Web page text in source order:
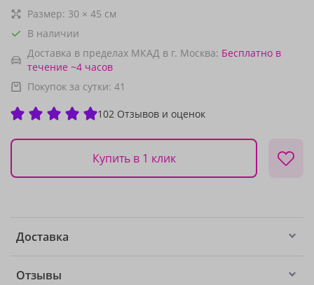
Размер: 30 × 45 см
В наличии
Доставка в пределах МКАД в г. Москва: Бесплатно в
течение ~4 часов
Покупок за сутки: 41
102 Отзывов и оценок
Купить в 1 клик
Доставка
Отзывы